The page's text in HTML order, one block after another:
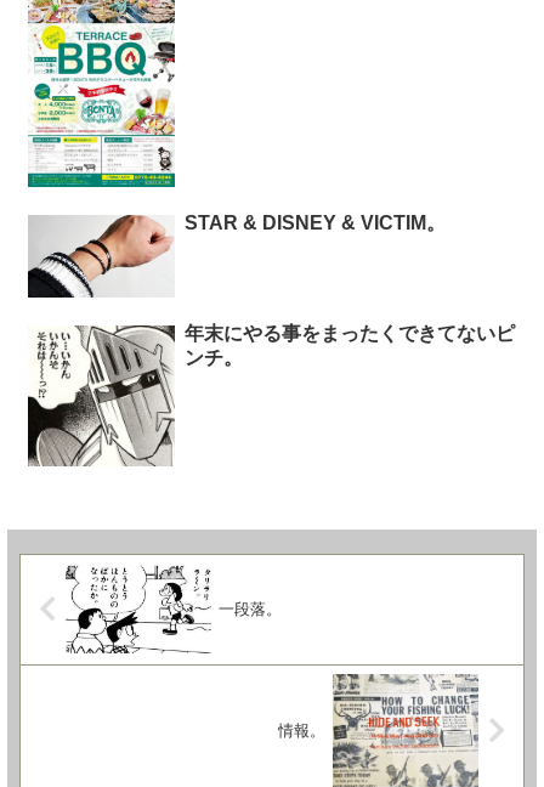
STAR & DISNEY & VICTIM。
年末にやる事をまったくできてないピ
ンチ。
一段落。
情報。